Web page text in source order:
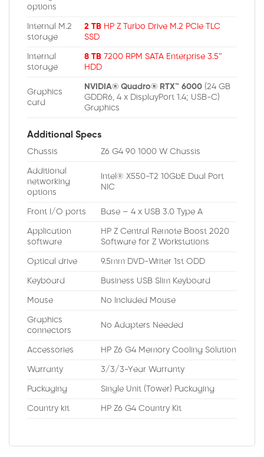
options
Internal M.2
storage
2 TB HP Z Turbo Drive M.2 PCIe TLC
SSD
Internal
storage
8 TB 7200 RPM SATA Enterprise 3.5″
HDD
Graphics
card
NVIDIA® Quadro® RTX™ 6000 (24 GB
GDDR6, 4 x DisplayPort 1.4; USB-C)
Graphics
Additional Specs
Chassis Z6 G4 90 1000 W Chassis
Additional
networking
options
Intel® X550-T2 10GbE Dual Port
NIC
Front I/O ports Base – 4 x USB 3.0 Type A
Application
software
HP Z Central Remote Boost 2020
Software for Z Workstations
Optical drive 9.5mm DVD-Writer 1st ODD
Keyboard Business USB Slim Keyboard
Mouse No Included Mouse
Graphics
connectors
No Adapters Needed
Accessories HP Z6 G4 Memory Cooling Solution
Warranty 3/3/3-Year Warranty
Packaging Single Unit (Tower) Packaging
Country kit HP Z6 G4 Country Kit